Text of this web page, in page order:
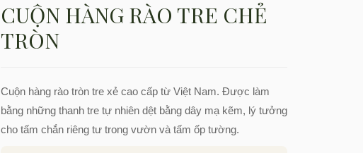
CUỘN HÀNG RÀO TRE CHẺ
TRÒN
Cuộn hàng rào tròn tre xẻ cao cấp từ Việt Nam. Được làm
bằng những thanh tre tự nhiên dệt bằng dây mạ kẽm, lý tưởng
cho tấm chắn riêng tư trong vườn và tấm ốp tường.